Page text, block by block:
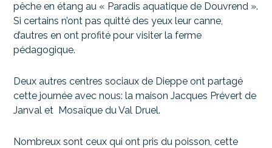
pêche en étang au « Paradis aquatique de Douvrend ».
Si certains n’ont pas quitté des yeux leur canne,
d’autres en ont profité pour visiter la ferme
pédagogique.
Deux autres centres sociaux de Dieppe ont partagé
cette journée avec nous: la maison Jacques Prévert de
Janval et Mosaïque du Val Druel.
Nombreux sont ceux qui ont pris du poisson, cette